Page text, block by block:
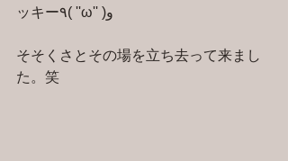
ッキー٩( ''ω'' )و
そそくさとその場を立ち去って来まし
た。笑